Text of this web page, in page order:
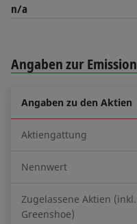
n/a
Angaben zur Emission
Angaben zu den Aktien
Aktiengattung
Nennwert
Zugelassene Aktien (inkl.
Greenshoe)